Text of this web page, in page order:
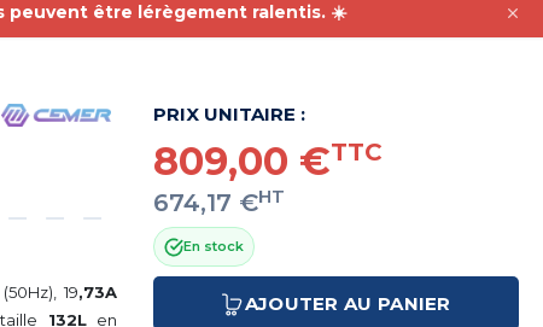
peuvent être lérègement ralentis. ☀️
(50Hz), 19,73A
132Len
PRIX UNITAIRE :
809,00 €TTC
674,17 €HT
En stock
AJOUTER AU PANIER